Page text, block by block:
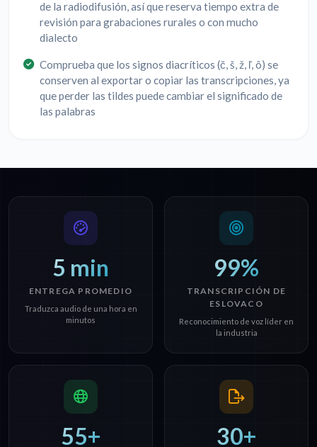
de la radiodifusión, así que reserva tiempo extra de
revisión para grabaciones rurales o con mucho
dialecto
Comprueba que los signos diacríticos (č, š, ž, ľ, ô) se
conserven al exportar o copiar las transcripciones, ya
que perder las tildes puede cambiar el significado de
las palabras
5 min
ENTREGA PROMEDIO
Traduzca audio de una hora en
minutos
99%
TRANSCRIPCIÓN DE
ESLOVACO
Reconocimiento de voz líder en
la industria
55+ 30+